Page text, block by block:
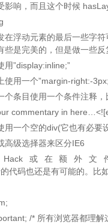
影响，而且这个时候
在浮动元素的最后一些字
些是完美的，但是做一些
”display:inline;”
用一个”margin-right:-
个条目使用一个条件注释，
commentary in
用一个空的div(它也有必要
高级选择器来区分IE6
或在额外文
代码也还是有可能的。比
/* 所有浏览器都理解